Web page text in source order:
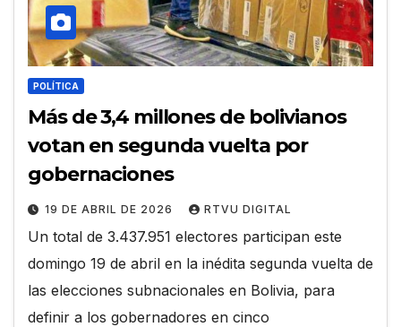
POLÍTICA
Más de 3,4 millones de bolivianos
votan en segunda vuelta por
gobernaciones
19 DE ABRIL DE 2026 RTVU DIGITAL
Un total de 3.437.951 electores participan este
domingo 19 de abril en la inédita segunda vuelta de
las elecciones subnacionales en Bolivia, para
definir a los gobernadores en cinco